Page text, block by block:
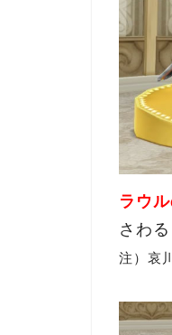
ラウル
さわ
注）哀